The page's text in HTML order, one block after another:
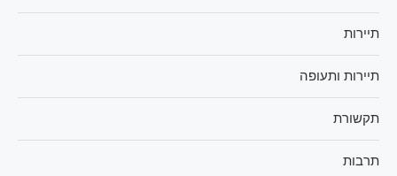
תיירות
תיירות ותעופה
תקשורת
תרבות